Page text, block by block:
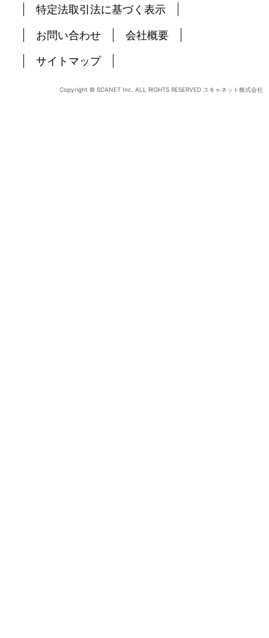
特定法取引法に基づく表示
お問い合わせ 会社概要
サイトマップ
Copyright © SCANET Inc. ALL RIGHTS RESERVED スキャネット株式会社